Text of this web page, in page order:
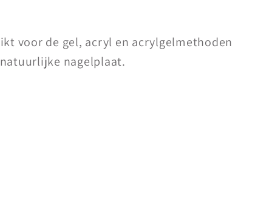
voor de gel, acryl en acrylgelmethoden
nagelplaat.